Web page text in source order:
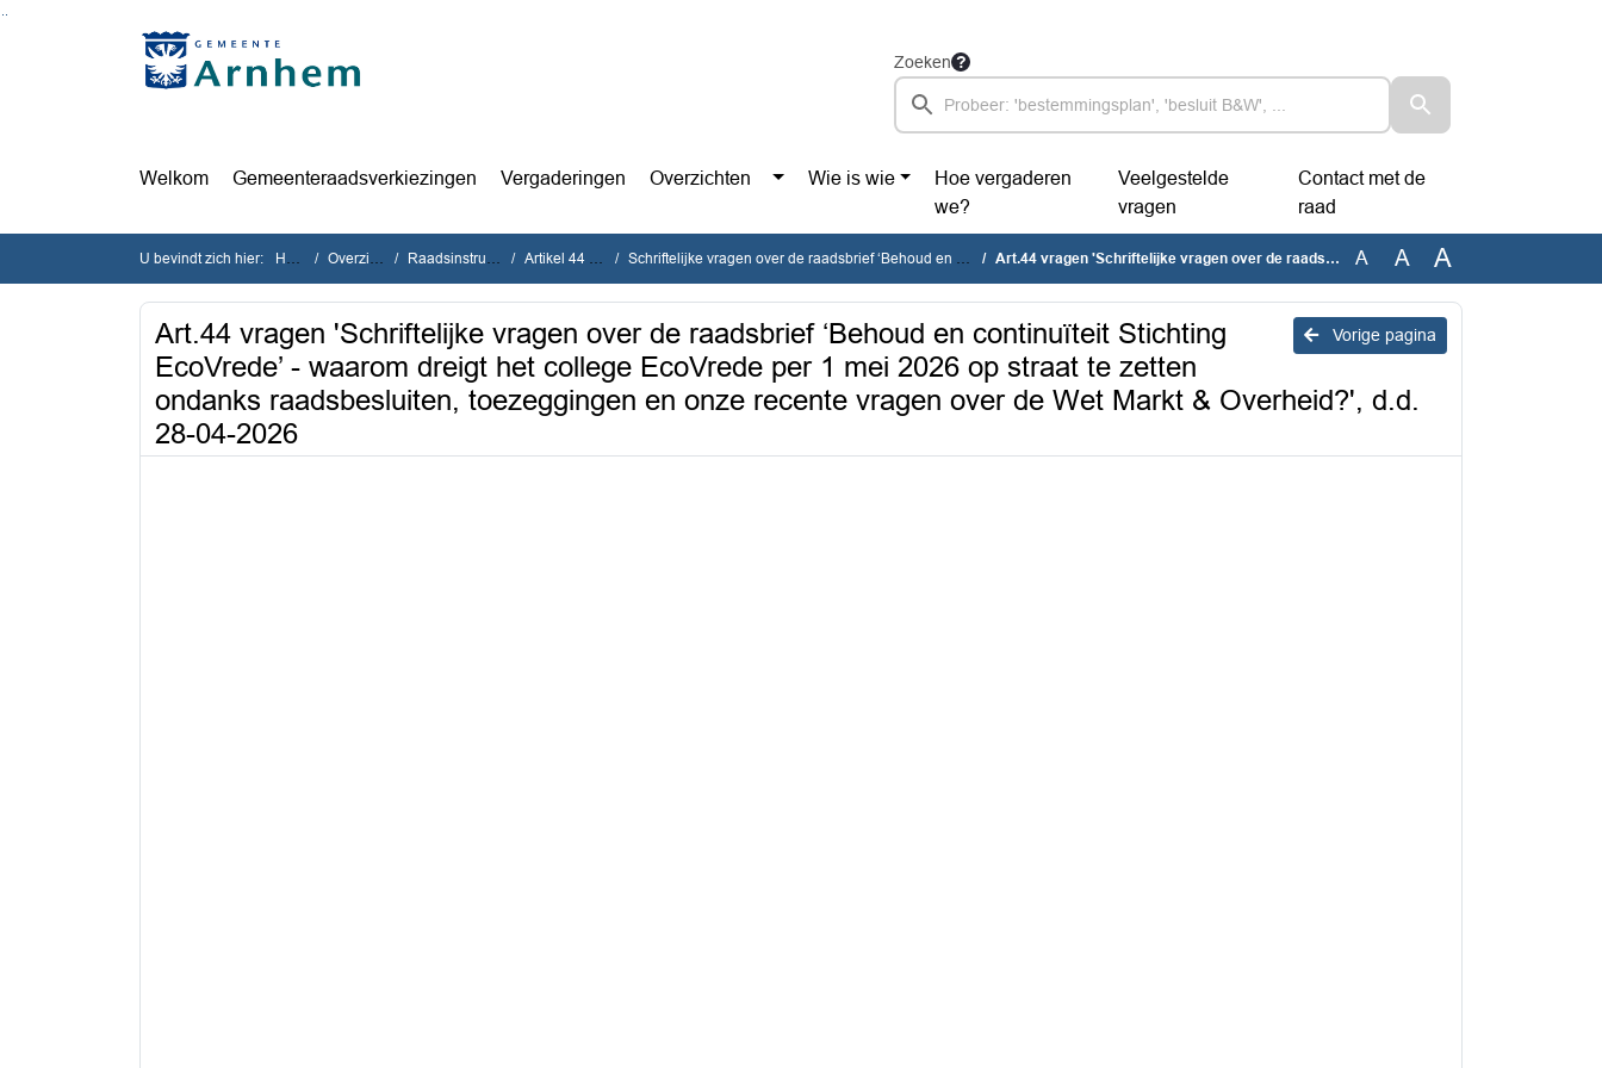
Ga naar de inhoud van deze pagina
Ga naar het zoeken
Ga naar het menu
Zoeken
Welkom Gemeenteraadsverkiezingen Vergaderingen Overzichten Wie is wie
Hoe vergaderen
we?
Veelgestelde
vragen
Contact met de
raad
U bevindt zich hier: Home Overzichten Raadsinstrumenten Artikel 44 vragen Schriftelijke vragen over de raadsbrief ‘Behoud en continuïteit Stichting EcoVrede’ - waarom dreigt het college EcoVrede per 1 mei 2026 op straat te zetten ondanks raadsbesluiten, toezeggingen en onze recente vragen over de Wet Markt & Overheid? Art.44 vragen 'Schriftelijke vragen over de raadsbrief ‘Behoud en continuïteit Stichting EcoVrede’ - waarom dreigt het college EcoVrede per 1 mei 2026 op straat te zetten ondanks raadsbesluiten, toezeggingen en onze recente vragen over de Wet Markt & Overheid?', d.d. 28-04-2026 A A A
Vorige pagina
Art.44 vragen 'Schriftelijke vragen over de raadsbrief ‘Behoud en continuïteit Stichting
EcoVrede’ - waarom dreigt het college EcoVrede per 1 mei 2026 op straat te zetten
ondanks raadsbesluiten, toezeggingen en onze recente vragen over de Wet Markt & Overheid?', d.d.
28-04-2026